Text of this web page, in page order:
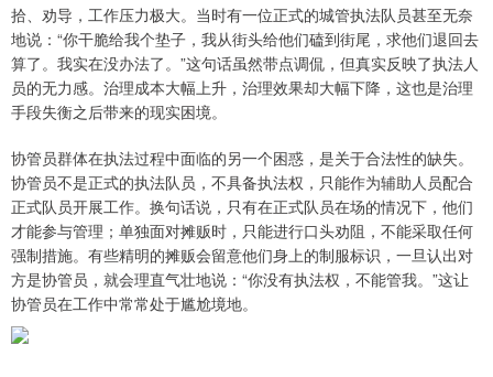
拾、劝导，工作压力极大。当时有一位正式的城管执法队员甚至无奈
地说：“你干脆给我个垫子，我从街头给他们磕到街尾，求他们退回去
算了。我实在没办法了。”这句话虽然带点调侃，但真实反映了执法人
员的无力感。治理成本大幅上升，治理效果却大幅下降，这也是治理
手段失衡之后带来的现实困境。
协管员群体在执法过程中面临的另一个困惑，是关于合法性的缺失。
协管员不是正式的执法队员，不具备执法权，只能作为辅助人员配合
正式队员开展工作。换句话说，只有在正式队员在场的情况下，他们
才能参与管理；单独面对摊贩时，只能进行口头劝阻，不能采取任何
强制措施。有些精明的摊贩会留意他们身上的制服标识，一旦认出对
方是协管员，就会理直气壮地说：“你没有执法权，不能管我。”这让
协管员在工作中常常处于尴尬境地。